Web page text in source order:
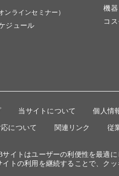
ンラインセミナー）
ジュール
機器
コ
当サイトについて 個人情
について 関連リンク 従
イトはユーザーの利便性を最適
トの利用を継続することで、クッ